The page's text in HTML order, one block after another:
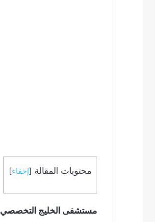
محتويات المقالة [إخفاء]
مستشفى الخليج التخصصي Gulf Speciality Hospital Dubai